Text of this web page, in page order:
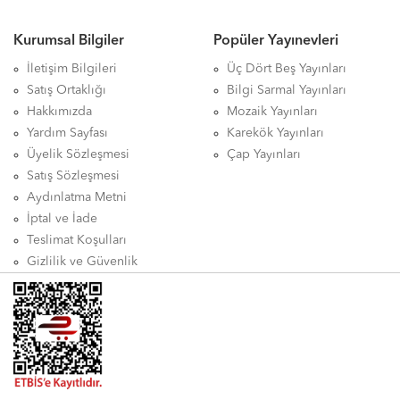
Kurumsal Bilgiler
İletişim Bilgileri
Satış Ortaklığı
Hakkımızda
Yardım Sayfası
Üyelik Sözleşmesi
Satış Sözleşmesi
Aydınlatma Metni
İptal ve İade
Teslimat Koşulları
Gizlilik ve Güvenlik
Popüler Yayınevleri
Üç Dört Beş Yayınları
Bilgi Sarmal Yayınları
Mozaik Yayınları
Karekök Yayınları
Çap Yayınları